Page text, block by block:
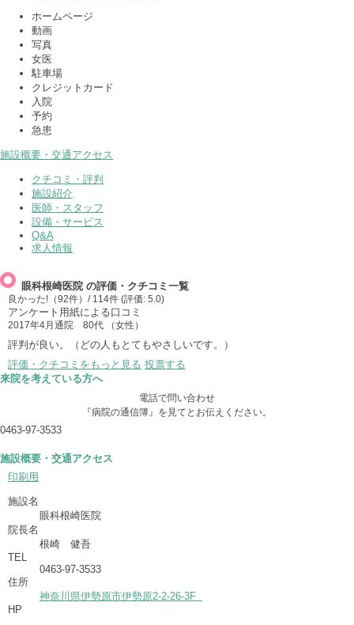
ホームページ
動画
写真
女医
駐車場
クレジットカード
入院
予約
急患
施設概要・交通アクセス
クチコミ・評判
施設紹介
医師・スタッフ
設備・サービス
Q&A
求人情報
眼科根崎医院 の評価・クチコミ一覧
良かった!（92件） / 114件 (評価: 5.0)
アンケート用紙による口コミ
2017年4月通院 80代 （女性）
評判が良い。（どの人もとてもやさしいです。）
評価・クチコミをもっと見る 投票する
来院を考えている方へ
電話で問い合わせ
『病院の通信簿』を見てとお伝えください。
0463-97-3533
施設概要・交通アクセス
印刷用
施設名
眼科根崎医院
院長名
根崎 健吾
TEL
0463-97-3533
住所
神奈川県伊勢原市伊勢原2-2-26-3F
HP